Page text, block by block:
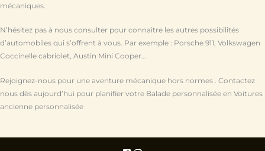
mécaniques.
N’hésitez pas à nous consulter pour connaitre les autres possibilités
d’automobiles qui s’offrent à vous. Par exemple : Porsche 911, Volkswagen
Coccinelle cabriolet, Austin Mini Cooper…
Rejoignez-nous pour une aventure mécanique hors normes . Contactez
nous dès aujourd’hui pour planifier votre Balade personnalisée en Voitures
ancienne personnalisée